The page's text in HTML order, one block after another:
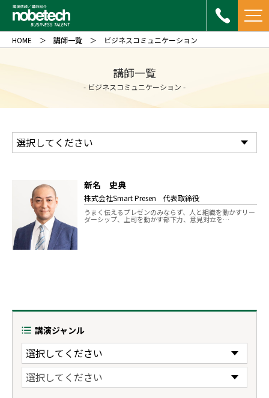
講師一覧
- ビジネスコミュニケーション -
HOME 講師一覧 ビジネスコミュニケーション
新名 史典
株式会社Smart Presen 代表取締役
うまく伝えるプレゼンのみならず、人と組織を動かすリー
ダーシップ、上司を動かす部下力、意見対立を…
講演ジャンル